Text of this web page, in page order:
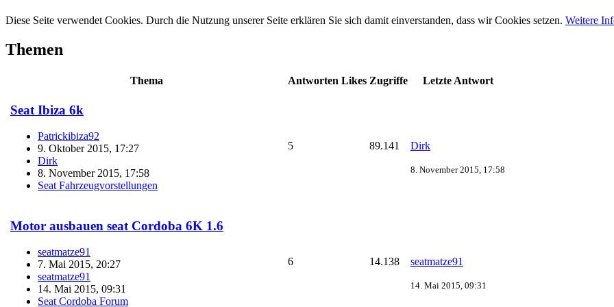
Diese Seite verwendet Cookies. Durch die Nutzung unserer Seite erklären Sie sich damit einverstanden, dass wir Cookies setzen. Weitere
Themen
Thema Antworten Likes Zugriffe Letzte Antwort
Seat Ibiza 6k
Patrickibiza92
9. Oktober 2015, 17:27
Dirk
8. November 2015, 17:58
Seat Fahrzeugvorstellungen
5 89.141 Dirk
8. November 2015, 17:58
Motor ausbauen seat Cordoba 6K 1.6
seatmatze91
7. Mai 2015, 20:27
seatmatze91
14. Mai 2015, 09:31
Seat Cordoba Forum
6 14.138 seatmatze91
14. Mai 2015, 09:31